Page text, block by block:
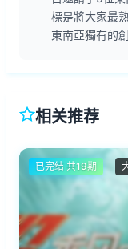
標是將大家最
東南亞獨有的
相关推荐
已完结 共19期